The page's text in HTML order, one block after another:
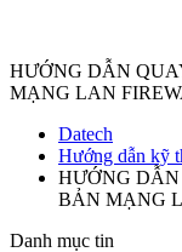
HƯỚNG DẪN
MẠNG LAN
Datech
Hướng dẫn kỹ
HƯỚNG DẪN
BẢN MẠNG
Danh mục tin